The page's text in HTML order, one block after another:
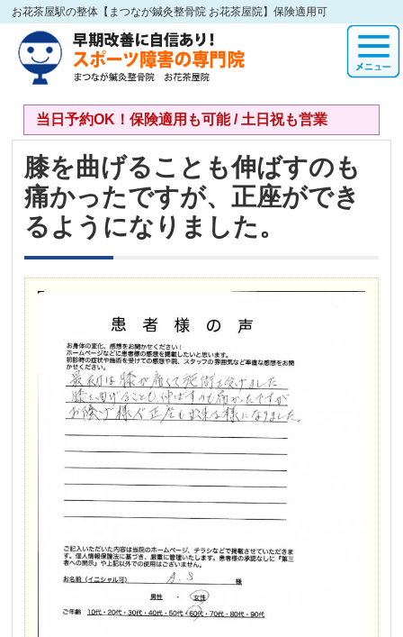
お花茶屋駅の整体【まつなが鍼灸整骨院 お花茶屋院】保険適用可
当日予約OK！保険適用も可能 / 土日祝も営業
膝を曲げることも伸ばすのも
痛かったですが、正座ができ
るようになりました。